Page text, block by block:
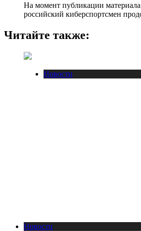
На момент публикации материала
российский киберспортсмен
Читайте также:
Новости
Новости